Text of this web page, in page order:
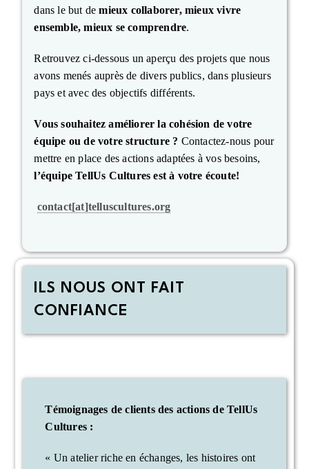
dans le but demieux collaborer, mieux vivre
ensemble, mieux se comprendre.
Retrouvez ci-dessous un aperçu des projets que nous
avons menés auprès de divers publics, dans plusieurs
pays et avec des objectifs différents.
Vous souhaitez améliorer la cohésion de votre
équipe ou de votre structure ? Contactez-nous pour
mettre en place des actions adaptées à vos besoins,
l’équipe TellUs Cultures est à votre écoute!
contact[at]telluscultures.org
ILS NOUS ONT FAIT
CONFIANCE
Témoignages de clients des actions de TellUs
Cultures :
« Un atelier riche en échanges, les histoires ont